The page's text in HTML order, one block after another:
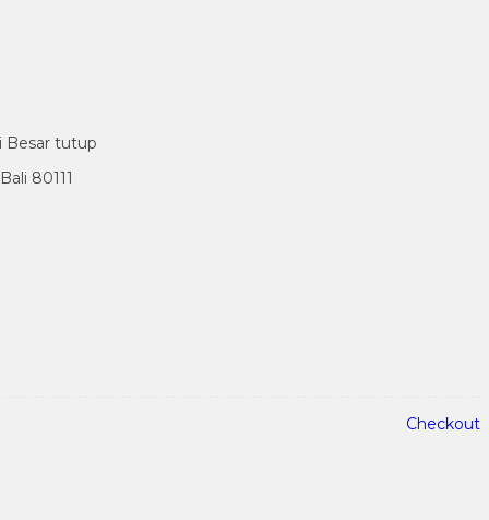
Besar tutup
80111
Checkout